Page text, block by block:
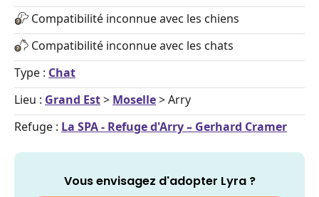
Compatibilité inconnue avec les chiens
Compatibilité inconnue avec les chats
Type : Chat
Lieu : Grand Est> Moselle> Arry
Refuge : La SPA - Refuge d'Arry – Gerhard Cramer
Vous envisagez d'adopter Lyra ?